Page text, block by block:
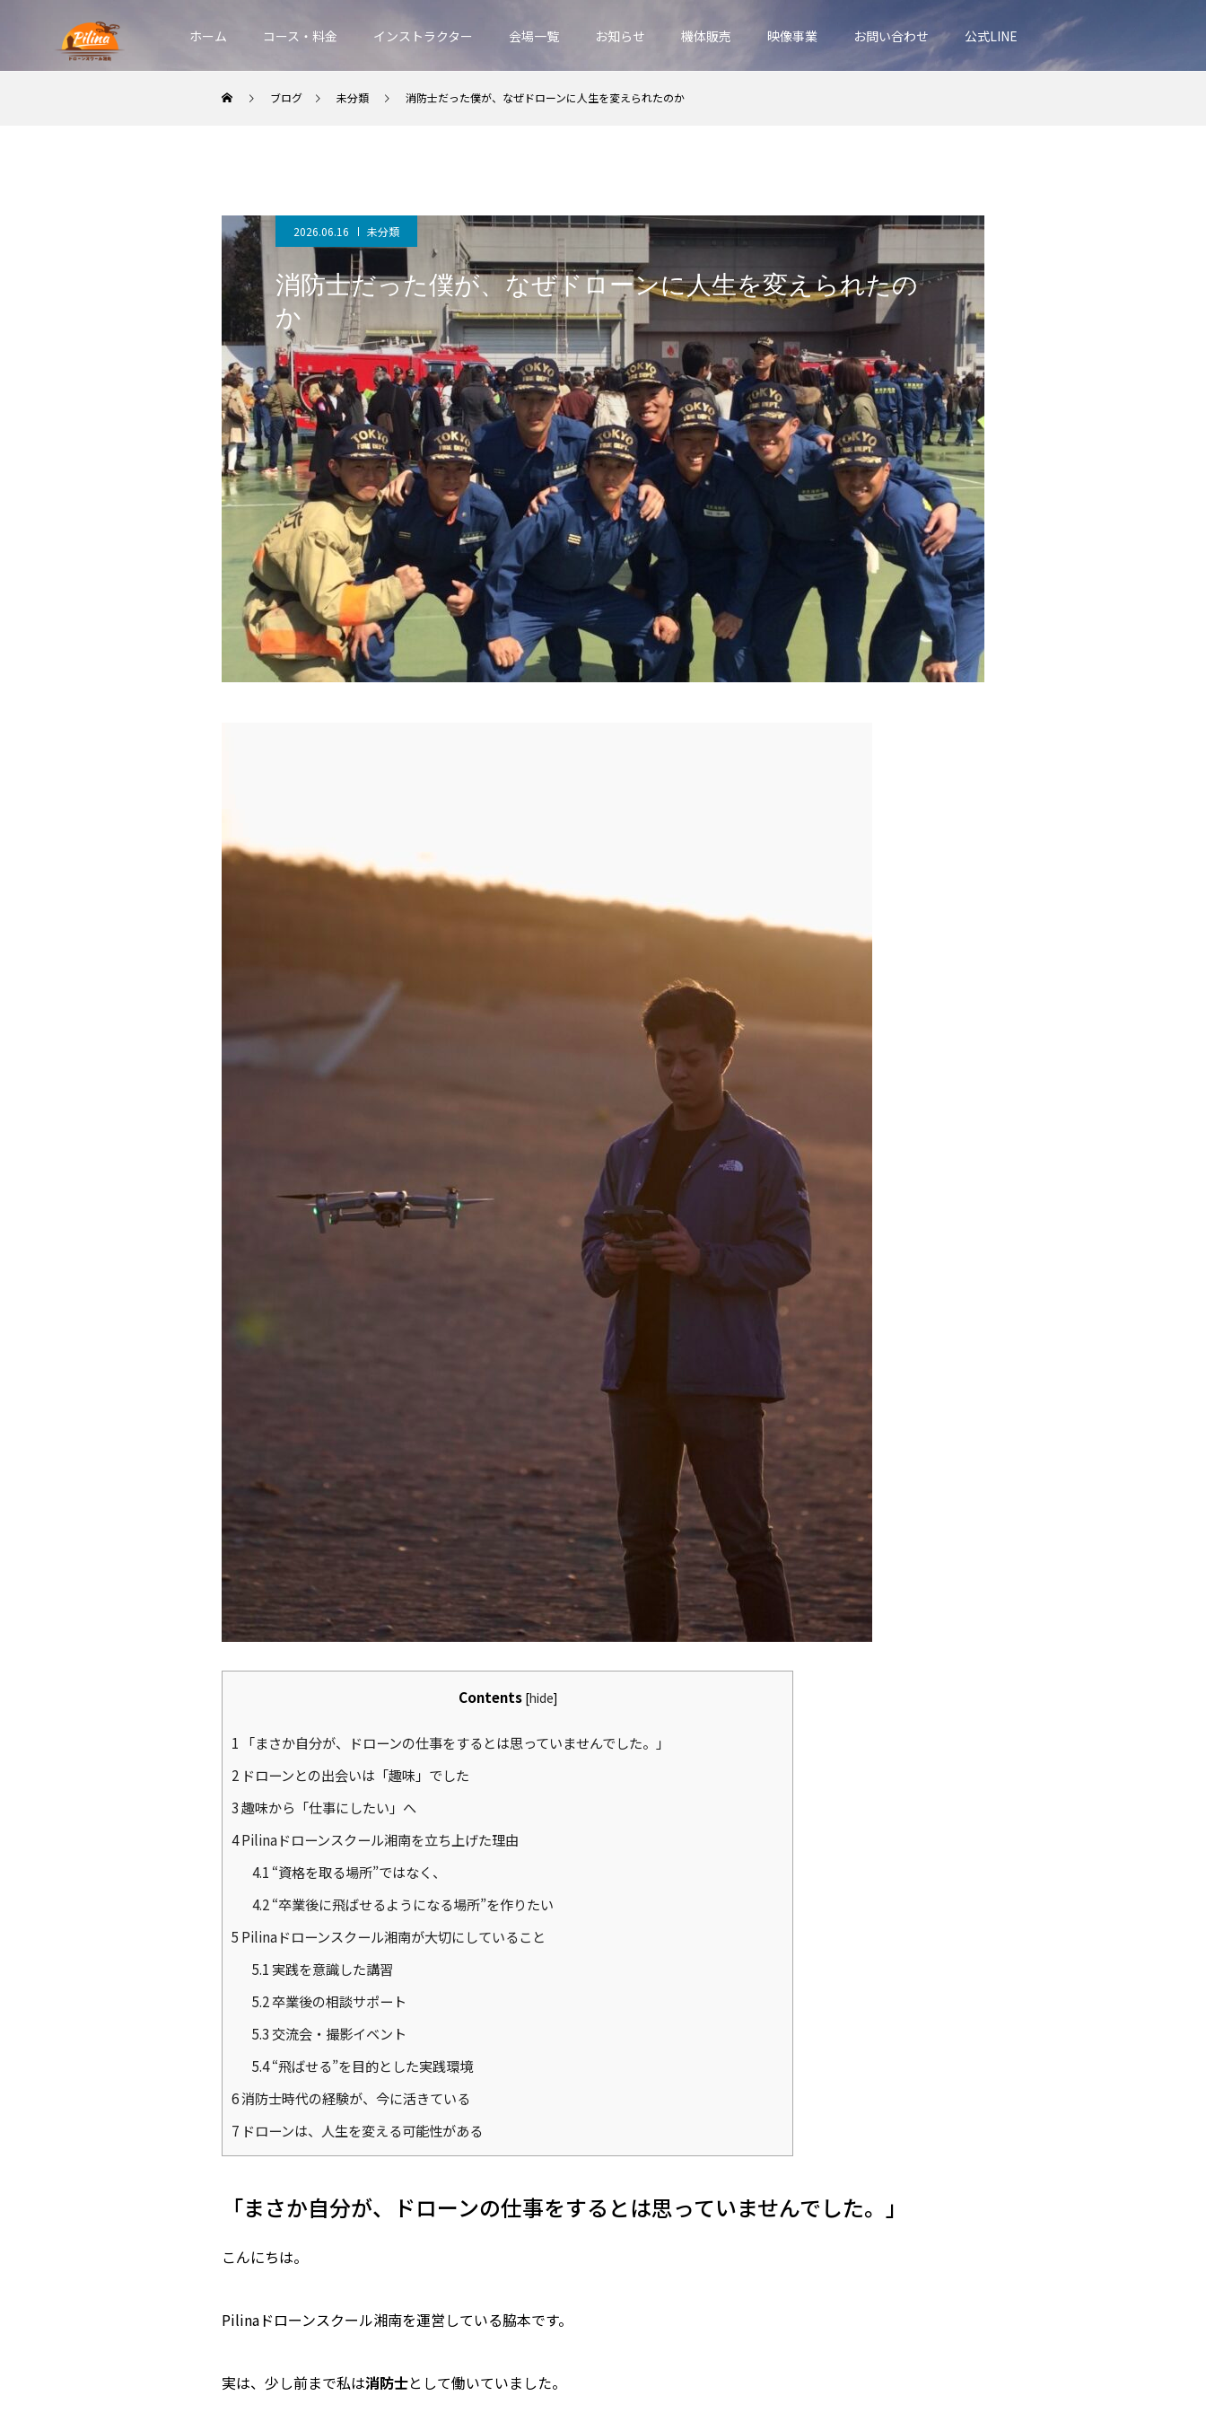
ホーム コース・料金 インストラクター 会場一覧 お知らせ 機体販売 映像事業 お問い合わせ 公式LINE
ブログ 未分類 消防士だった僕が、なぜドローンに人生を変えられたのか
2026.06.16 未分類
消防士だった僕が、なぜドローンに人生を変えられたの
か
Contents [hide]
1 「まさか自分が、ドローンの仕事をするとは思っていませんでした。」
2 ドローンとの出会いは「趣味」でした
3趣味から「仕事にしたい」へ
4Pilinaドローンスクール湘南を立ち上げた理由
4.1 “資格を取る場所”ではなく、
4.2“卒業後に飛ばせるようになる場所”を作りたい
5 Pilinaドローンスクール湘南が大切にしていること
5.1 実践を意識した講習
5.2卒業後の相談サポート
5.3 交流会・撮影イベント
5.4“飛ばせる”を目的とした実践環境
6消防士時代の経験が、今に活きている
7 ドローンは、人生を変える可能性がある
「まさか自分が、ドローンの仕事をするとは思っていませんでした。」
こんにちは。
Pilinaドローンスクール湘南を運営している脇本です。
実は、少し前まで私は消防士として働いていました。